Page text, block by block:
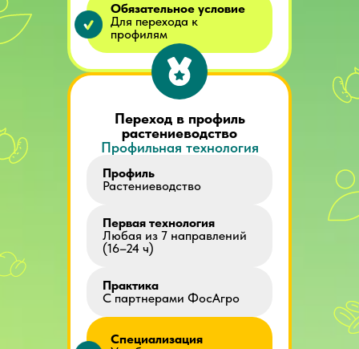
Обязательное условие
Для перехода к
профилям
Переход в профиль
растениеводство
Профильная технология
Профиль
Растениеводство
Первая технология
Любая из 7 направлений
(16–24 ч)
Практика
С партнерами ФосАгро
Специализация